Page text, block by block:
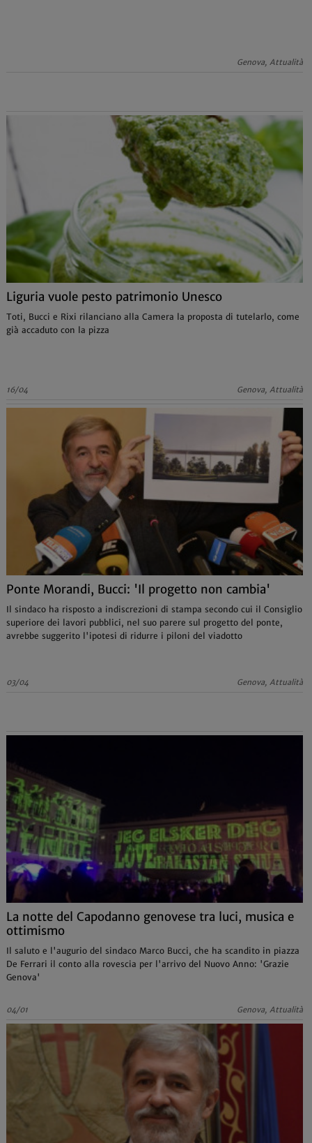
Genova, Attualità
Liguria vuole pesto patrimonio Unesco
Toti, Bucci e Rixi rilanciano alla Camera la proposta di tutelarlo, come
già accaduto con la pizza
16/04 Genova, Attualità
Ponte Morandi, Bucci: 'Il progetto non cambia'
Il sindaco ha risposto a indiscrezioni di stampa secondo cui il Consiglio
superiore dei lavori pubblici, nel suo parere sul progetto del ponte,
avrebbe suggerito l'ipotesi di ridurre i piloni del viadotto
03/04 Genova, Attualità
La notte del Capodanno genovese tra luci, musica e
ottimismo
Il saluto e l'augurio del sindaco Marco Bucci, che ha scandito in piazza
De Ferrari il conto alla rovescia per l'arrivo del Nuovo Anno: 'Grazie
Genova'
04/01 Genova, Attualità